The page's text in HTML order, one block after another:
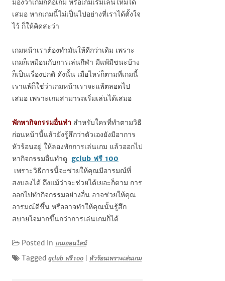
มองว่าเกมก็คือเกม หรือเกมเริ่มเล่นใหม่ได้
เสมอ หากเกมนี้ไม่เป็นไปอย่างที่เราได้ตั้งใจ
ไว้ ก็ให้คิดสะว่า
เกมหน้าเราต้องทำมันให้ดีกว่าเดิม เพราะ
เกมก็เหมือนกับการเล่นกีฬา มีแพ้มีชนะบ้าง
ก็เป็นเรื่องปกติ ดังนั้น เมื่อไหร่ก็ตามที่เกมนี้
เราแพ้ก็ใช่ว่าเกมหน้าเราจะแพ้ตลอดไป
เสมอ เพราะเกมสามารถเริ่มเล่นได้เสมอ
พักหากิจกรรมอื่นทำ สำหรับใครที่ทำตามวิธี
ก่อนหน้านี้แล้วยังรู้สึกว่าตัวเองยังมีอาการ
หัวร้อนอยู่ ให้ลองพักการเล่นเกม แล้วออกไป
หากิจกรรมอื่นทำดู gclub ฟรี 100
เพราะวิธีการนี้จะช่วยให้คุณมีอารมณ์ที่
สงบลงได้ ถึงแม้ว่าจะช่วยได้เยอะก็ตาม การ
ออกไปทำกิจกรรมอย่างอื่น อาจช่วยให้คุณ
อารมณ์ดีขึ้น หรืออาจทำให้คุณนั้นรู้สึก
สบายใจมากขึ้นกว่าการเล่นเกมก็ได้
Posted In เกมออนไลน์
Tagged gclub ฟรี 100 หัวร้อนเพราะเล่นเกม